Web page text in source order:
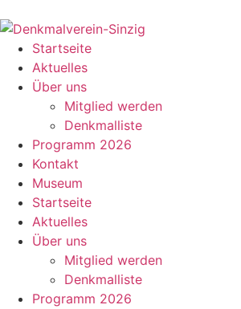
Startseite
Aktuelles
Über uns
Mitglied werden
Denkmalliste
Programm 2026
Kontakt
Museum
Startseite
Aktuelles
Über uns
Mitglied werden
Denkmalliste
Programm 2026